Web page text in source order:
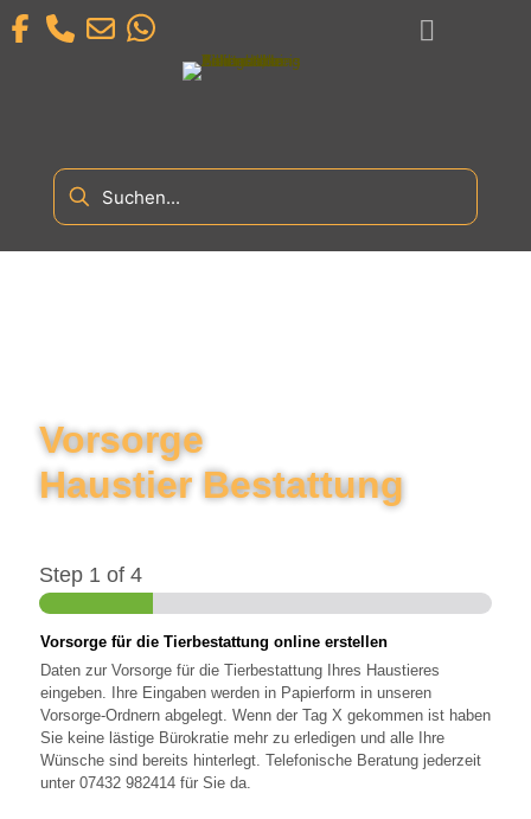
Vorsorge
Haustier Bestattung
Step 1 of 4
Vorsorge für die Tierbestattung online erstellen
Daten zur Vorsorge für die Tierbestattung Ihres Haustieres
eingeben. Ihre Eingaben werden in Papierform in unseren
Vorsorge-Ordnern abgelegt. Wenn der Tag X gekommen ist haben
Sie keine lästige Bürokratie mehr zu erledigen und alle Ihre
Wünsche sind bereits hinterlegt. Telefonische Beratung jederzeit
unter 07432 982414 für Sie da.